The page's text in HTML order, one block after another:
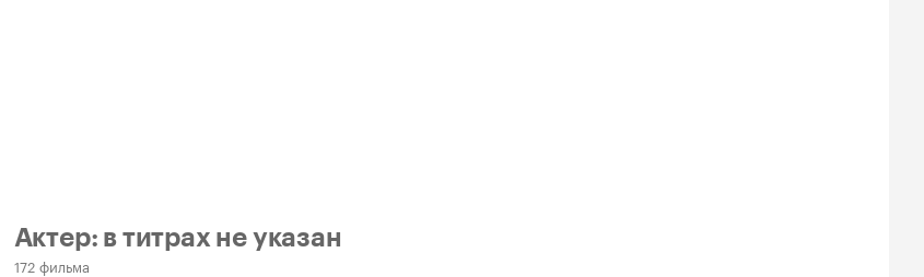
Актер: в титрах не указан
172 фильма